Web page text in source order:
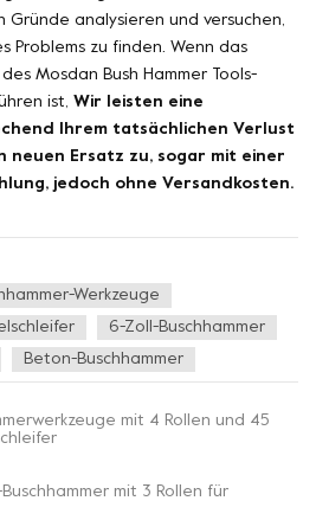
analysieren und versuchen,
Problems zu finden. Wenn das
Mosdan Bush Hammer Tools-
ist, Wir leisten eine
Ihrem tatsächlichen Verlust
neuen Ersatz zu, sogar mit einer
jedoch ohne Versandkosten.
Werkzeuge
6-Zoll-Buschhammer
Beton-Buschhammer
mit 4 Rollen und 45
mit 3 Rollen für